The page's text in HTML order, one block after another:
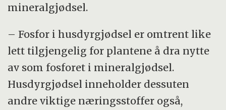
mineralgjødsel.
– Fosfor i husdyrgjødsel er omtrent like
lett tilgjengelig for plantene å dra nytte
av som fosforet i mineralgjødsel.
Husdyrgjødsel inneholder dessuten
andre viktige næringsstoffer også,